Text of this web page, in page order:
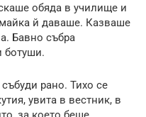
обяда в училище и
й даваше. Казваше
Бавно събра
ботуши.
рано. Тихо се
увита в вестник, в